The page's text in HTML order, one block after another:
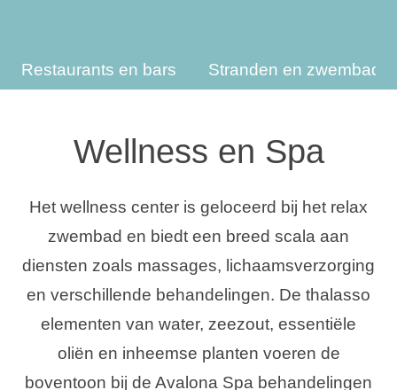
Ami Loyalty programma
Restaurants en bars Stranden en
Wellness en Spa
Het wellness center is geloceerd bij het relax
zwembad en biedt een breed scala aan
diensten zoals massages, lichaamsverzorging
en verschillende behandelingen. De thalasso
elementen van water, zeezout, essentiële
oliën en inheemse planten voeren de
boventoon bij de Avalona Spa behandelingen